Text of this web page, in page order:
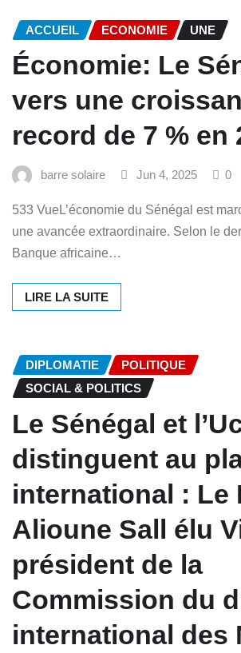
ACCUEIL ECONOMIE UNE
Économie: Le
vers une
record de 7 % en
barre solaire Jun 4, 2025 0
533 VueL’économie du Sénégal est
une avancée extraordinaire. Selon le
Banque africaine…
LIRE LA SUITE
DIPLOMATIE
POLITIQUE
SOCIAL & POLITICS
Le Sénégal et
distinguent au
international : Le
Alioune Sall élu
président de la
Commission du
international des